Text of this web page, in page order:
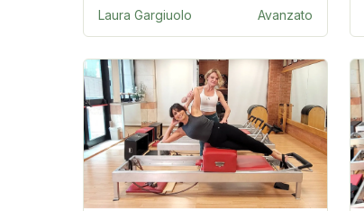
Laura Gargiuolo Avanzato